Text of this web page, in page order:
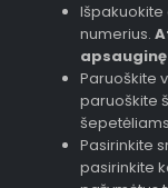
Išpakuokite
numerius.
Paruoškite
paruoškite
Pasirinkite
pasirinkite